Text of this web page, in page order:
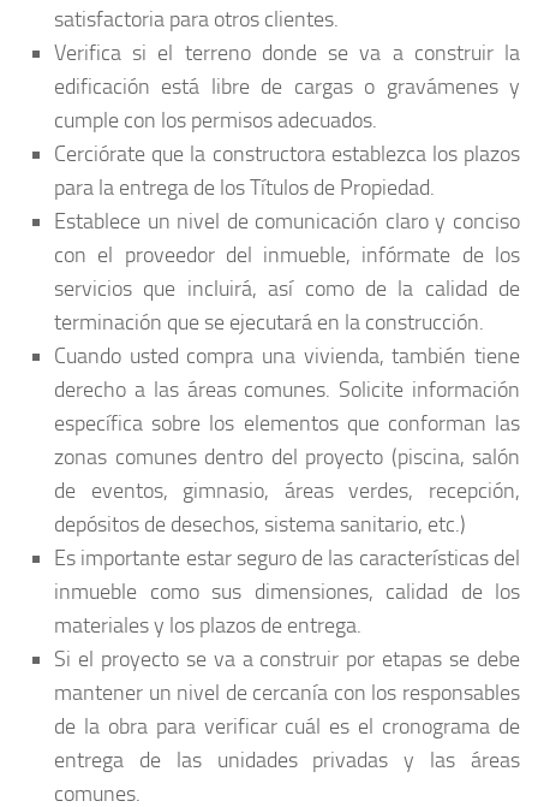
satisfactoria para otros clientes.
Verifica si el terreno donde se va a construir la
edificación está libre de cargas o gravámenes y
cumple con los permisos adecuados.
Cerciórate que la constructora establezca los plazos
para la entrega de los Títulos de Propiedad.
Establece un nivel de comunicación claro y conciso
con el proveedor del inmueble, infórmate de los
servicios que incluirá, así como de la calidad de
terminación que se ejecutará en la construcción.
Cuando usted compra una vivienda, también tiene
derecho a las áreas comunes. Solicite información
específica sobre los elementos que conforman las
zonas comunes dentro del proyecto (piscina, salón
de eventos, gimnasio, áreas verdes, recepción,
depósitos de desechos, sistema sanitario, etc.)
Es importante estar seguro de las características del
inmueble como sus dimensiones, calidad de los
materiales y los plazos de entrega.
Si el proyecto se va a construir por etapas se debe
mantener un nivel de cercanía con los responsables
de la obra para verificar cuál es el cronograma de
entrega de las unidades privadas y las áreas
comunes.